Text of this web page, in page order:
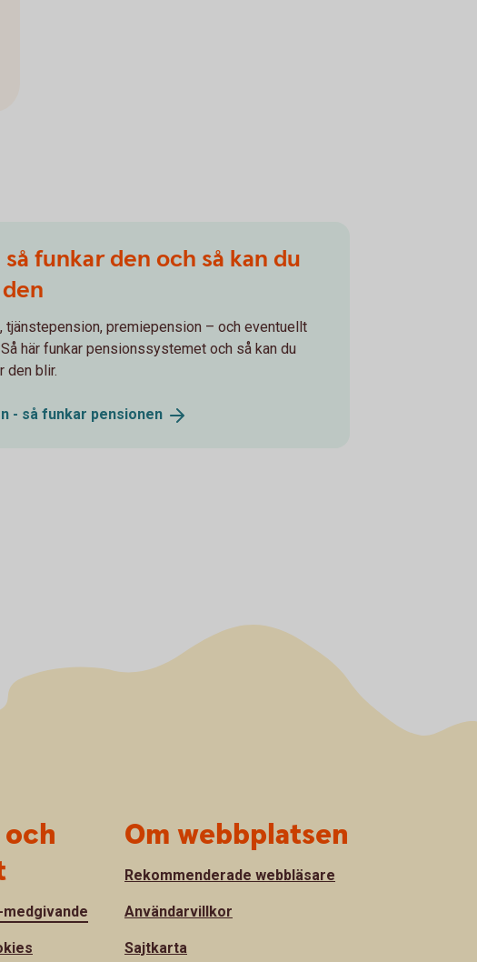
så funkar den och så kan du
tjänstepension, premiepension – och eventuellt
här funkar pensionssystemet och så kan du
den blir.
- så funkar pensionen
Om webbplatsen
Rekommenderade webbläsare
Användarvillkor
Sajtkarta